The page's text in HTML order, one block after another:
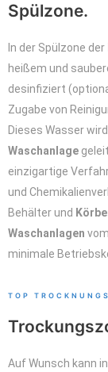
Spülzone.
In der Spülzone der
heißem und
desinfiziert
Zugabe von
Dieses Wasser
Waschanlage
einzigartige
und
Behälter und
Waschanlagen
minimale
TOP
Auf Wunsch kann